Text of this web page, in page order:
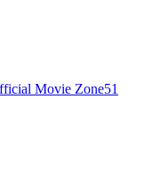
Movie Zone51